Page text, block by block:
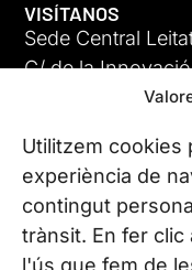
Utilitzem cookies
experiència de
contingut
trànsit. En fer
l'ús que fem de
VISÍTANOS
Sede Central
C/ de la
08225 Terrassa,
Conoce todas
CONTÁCTANOS
Tel. (+34) 937